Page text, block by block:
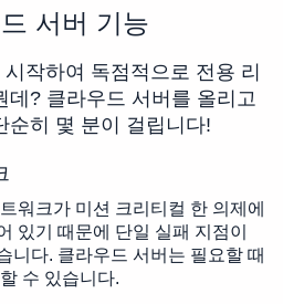
서버 기능
작하여 독점적으로 전용 리
데? 클라우드 서버를 올리고
순히 몇 분이 걸립니다!
워크가 미션 크리티컬 한 의제에
있기 때문에 단일 실패 지점이
니다. 클라우드 서버는 필요할 때
수 있습니다.